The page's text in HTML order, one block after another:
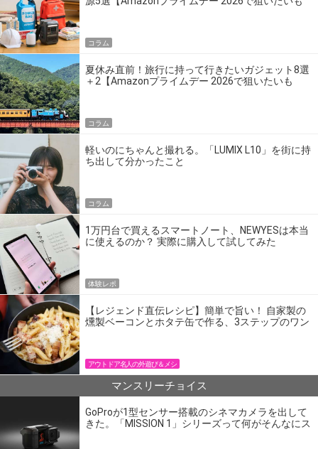
コラム
夏休み直前！旅行に持って行きたいガジェット8選
＋2【Amazonプライムデー 2026で狙いたいも
コラム
軽いのにちゃんと撮れる。「LUMIX L10」を街に持
ち出して分かったこと
コラム
1万円台で買えるスマートノート、NEWYESは本当
に使えるのか？ 実際に購入して試してみた
体験レポ
【レジェンド直伝レシピ】簡単で旨い！ 自家製の
燻製ベーコンとホタテ缶で作る、3ステップのワン
アウトドア名人の外遊び＆メシ
マンスリーチョイス
GoProが1型センサー搭載のシネマカメラを出して
きた。「MISSION 1」シリーズって何がそんなにス